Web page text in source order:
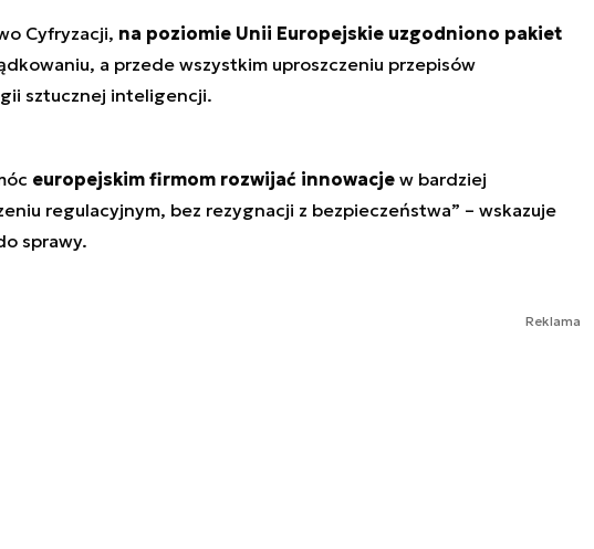
Cyfryzacji, na poziomie Unii Europejskie uzgodniono pakiet
a przede wszystkim uproszczeniu przepisów
sztucznej inteligencji.
europejskim firmom rozwijać innowacjew bardziej
regulacyjnym, bez rezygnacji z bezpieczeństwa” – wskazuje
sprawy.
Reklama